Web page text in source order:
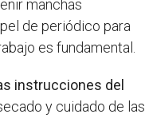
manchas
de periódico para
es fundamental.
instrucciones del
y cuidado de las